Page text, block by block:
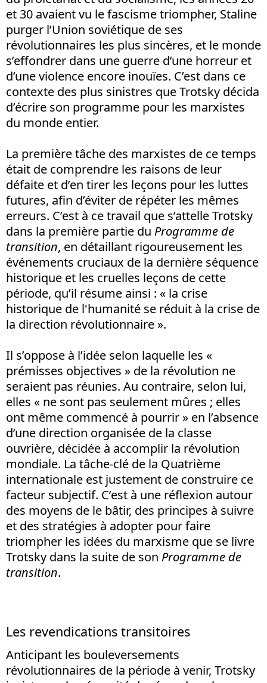
et 30 avaient vu le fascisme triompher, Staline
purger l’Union soviétique de ses
révolutionnaires les plus sincères, et le monde
s’effondrer dans une guerre d’une horreur et
d’une violence encore inouïes. C’est dans ce
contexte des plus sinistres que Trotsky décida
d’écrire son programme pour les marxistes
du monde entier.
La première tâche des marxistes de ce temps
était de comprendre les raisons de leur
défaite et d’en tirer les leçons pour les luttes
futures, afin d’éviter de répéter les mêmes
erreurs. C’est à ce travail que s’attelle Trotsky
dans la première partie du Programme de
transition, en détaillant rigoureusement les
événements cruciaux de la dernière séquence
historique et les cruelles leçons de cette
période, qu’il résume ainsi : « la crise
historique de l'humanité se réduit à la crise de
la direction révolutionnaire ».
Il s’oppose à l’idée selon laquelle les «
prémisses objectives » de la révolution ne
seraient pas réunies. Au contraire, selon lui,
elles « ne sont pas seulement mûres ; elles
ont même commencé à pourrir » en l’absence
d’une direction organisée de la classe
ouvrière, décidée à accomplir la révolution
mondiale. La tâche-clé de la Quatrième
internationale est justement de construire ce
facteur subjectif. C’est à une réflexion autour
des moyens de le bâtir, des principes à suivre
et des stratégies à adopter pour faire
triompher les idées du marxisme que se livre
Trotsky dans la suite de son Programme de
transition.
Les revendications transitoires
Anticipant les bouleversements
révolutionnaires de la période à venir, Trotsky